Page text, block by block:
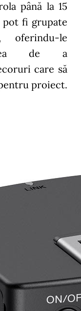
până la 15
pot fi grupate
le
de a
care să
proiect.